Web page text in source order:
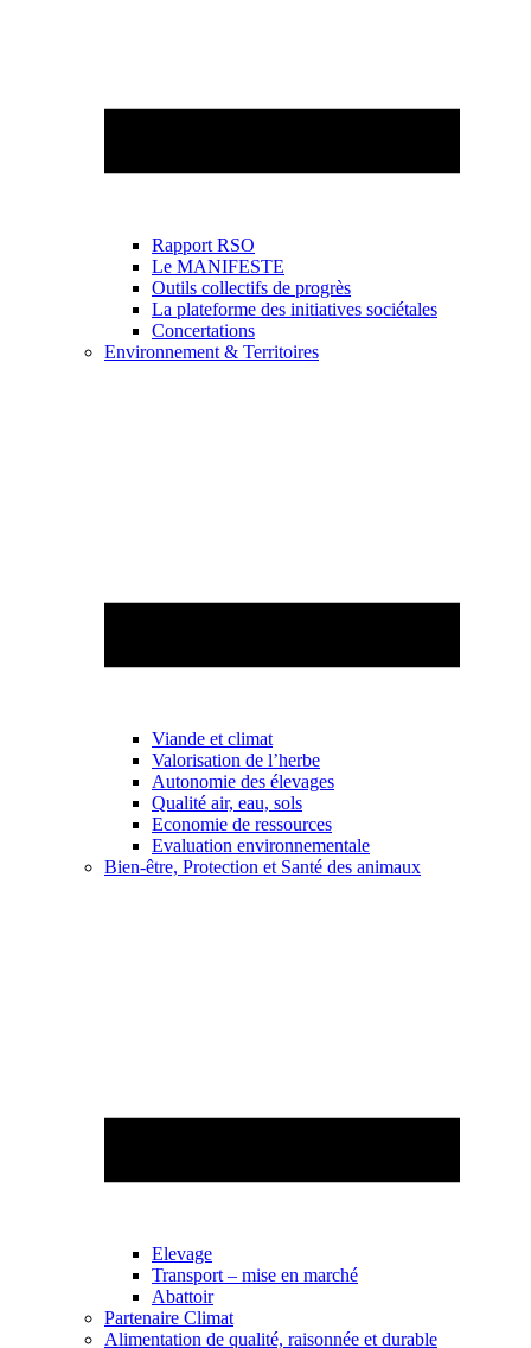
Rapport RSO
Le MANIFESTE
Outils collectifs de progrès
La plateforme des initiatives sociétales
Concertations
Environnement & Territoires
Viande et climat
Valorisation de l’herbe
Autonomie des élevages
Qualité air, eau, sols
Economie de ressources
Evaluation environnementale
Bien-être, Protection et Santé des animaux
Elevage
Transport – mise en marché
Abattoir
Partenaire Climat
Alimentation de qualité, raisonnée et durable